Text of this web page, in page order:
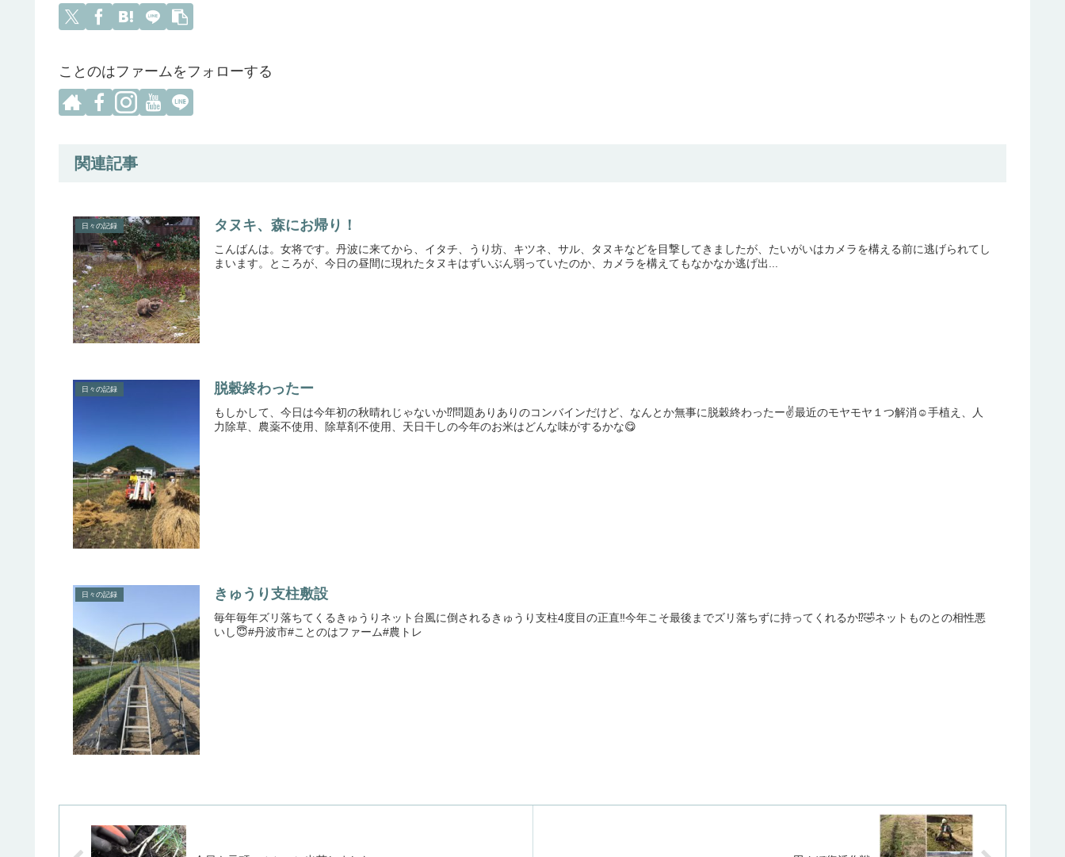
ことのはファームをフォローする
関連記事
日々の記録 タヌキ、森にお帰り！
こんばんは。女将です。丹波に来てから、イタチ、うり坊、キツネ、サル、タヌキなどを目撃してきましたが、たいがいはカメラを構える前に逃げられてし
まいます。ところが、今日の昼間に現れたタヌキはずいぶん弱っていたのか、カメラを構えてもなかなか逃げ出...
日々の記録 脱穀終わったー
もしかして、今日は今年初の秋晴れじゃないか⁉️問題ありありのコンバインだけど、なんとか無事に脱穀終わったー✌️最近のモヤモヤ１つ解消☺️手植え、人
力除草、農薬不使用、除草剤不使用、天日干しの今年のお米はどんな味がするかな😋
日々の記録 きゅうり支柱敷設
毎年毎年ズリ落ちてくるきゅうりネット台風に倒されるきゅうり支柱4度目の正直‼️今年こそ最後までズリ落ちずに持ってくれるか⁉️🤣ネットものとの相性悪
いし😇#丹波市#ことのはファーム#農トレ